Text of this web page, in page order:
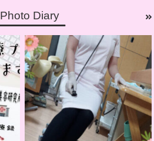
Photo Diary